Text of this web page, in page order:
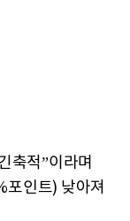
축적”이라며
인트) 낮아져